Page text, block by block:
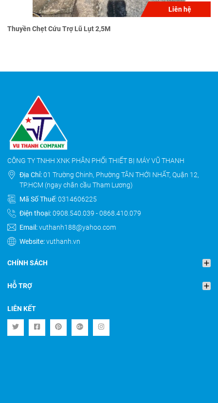
Liên hệ
Thuyền Chẹt Cứu Trợ Lũ Lụt 2,5M
CÔNG TY TNHH XNK PHÂN PHỐI THIẾT BỊ MÁY VŨ THANH
Địa Chỉ:01 Trường Chinh, Phường TÂN THỚI NHẤT, Quận 12,
TP.HCM (ngay chân cầu Tham Lương)
Mã Số Thuế:0314606225
Điện thoại:0908.540.039 -0868.410.079
Email:vuthanh188@yahoo.com
Website:vuthanh.vn
CHÍNH SÁCH
HỖ TRỢ
LIÊN KẾT